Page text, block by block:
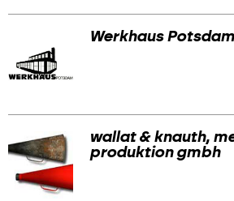
Werkhaus Potsdam
wallat & knauth,
produktion gmbh